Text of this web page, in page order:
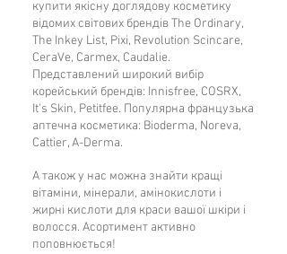
досягнення очікуваного ефекту.
Крім антиоксидантного ефекту,
властивого іншим антиоксидантам,
коензим Q10, будучи жиророзчинною
молекулою, проникає крізь
епідермальний бар'єр і досягає глибоких
шарів, покращує енергетику клітин
шкіри, підтримуючи нормальну роботу
мітохондрій. Систематичне застосування
коензиму Q10 дозволяє значно віддалити
настання вікових змін шкіри.
Dipeptide-5 Diaminobutyroyl
Hydroxythreonine, Palmitoyl Dipeptide-5
Diaminohydroxybutyrate,
Leuconostoc/Radish Root Ferment
Filtrate, Hyaluronic Acid, Phenoxyethanol
купити якісну доглядову косметику
відомих світових брендів The Ordinary,
The Inkey List, Pixi, Revolution Scincare,
CeraVe, Carmex, Caudalie.
Представлений широкий вибір
корейський брендів: Innisfree, COSRX,
It's Skin, Petitfee. Популярна французька
аптечна косметика: Bioderma, Noreva,
Cattier, A-Derma.
А також у нас можна знайти кращі
вітаміни, мінерали, амінокислоти і
жирні кислоти для краси вашої шкіри і
волосся. Асортимент активно
поповнюється!